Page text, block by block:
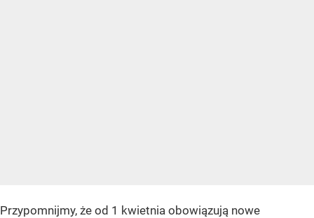
Przypomnijmy, że od 1 kwietnia obowiązują nowe